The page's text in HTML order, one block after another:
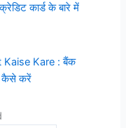
कार्ड के बारे में
Kaise Kare : बैंक
कैसे करें